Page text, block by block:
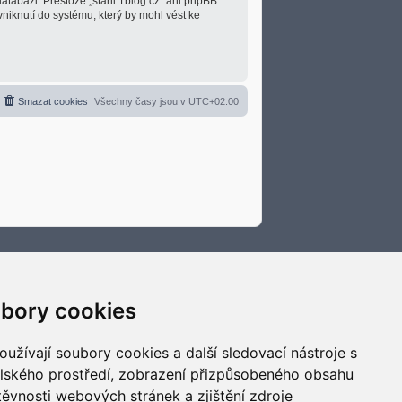
cookies
soubory cookies a další sledovací nástroje s
prostředí, zobrazení přizpůsobeného obsahu
webových stránek a zjištění zdroje
do systému, který by mohl vést ke
Všechny časy jsou v UTC+02:00
Smazat cookies